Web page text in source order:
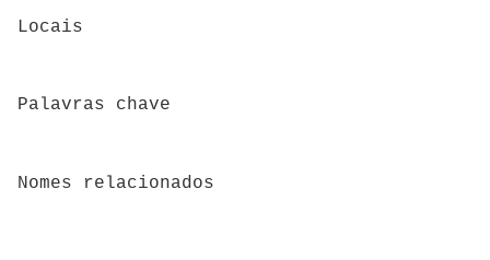
Locais
Palavras chave
Nomes relacionados